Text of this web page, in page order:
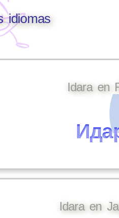
idiomas
Idara en
Idara en